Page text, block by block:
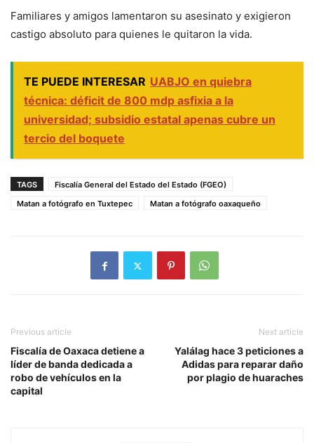
Familiares y amigos lamentaron su asesinato y exigieron
castigo absoluto para quienes le quitaron la vida.
TE PUEDE INTERESAR UABJO en quiebra
técnica: déficit de 800 mdp asfixia a la
universidad; subsidio estatal apenas cubre un
tercio del boquete
TAGS
Fiscalía General del Estado del Estado (FGEO)
Matan a fotógrafo en Tuxtepec
Matan a fotógrafo oaxaqueño
Previous article
Fiscalía de Oaxaca detiene a
líder de banda dedicada a
robo de vehículos en la
capital
Next article
Yalálag hace 3 peticiones a
Adidas para reparar daño
por plagio de huaraches